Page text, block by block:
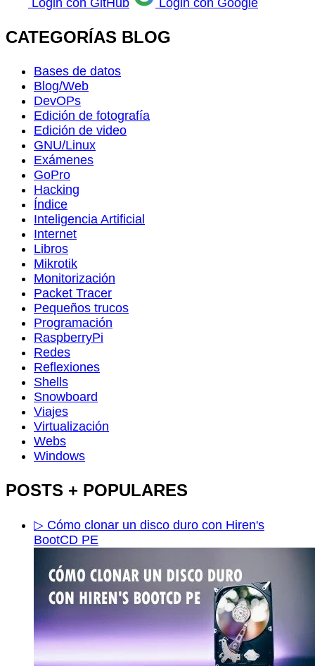
CATEGORÍAS BLOG
Bases de datos
Blog/Web
DevOPs
Edición de fotografía
Edición de video
GNU/Linux
Exámenes
GoPro
Hacking
Índice
Inteligencia Artificial
Internet
Libros
Mikrotik
Monitorización
Packet Tracer
Pequeños trucos
Programación
RaspberryPi
Redes
Reflexiones
Shells
Snowboard
Viajes
Virtualización
Webs
Windows
POSTS + POPULARES
▷ Cómo clonar un disco duro con Hiren's
BootCD PE